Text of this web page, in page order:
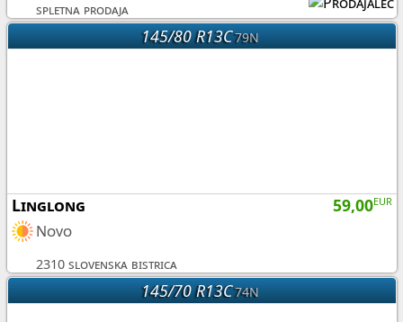
spletna prodaja
145/80 R13C79N
59,00EUR
Linglong
Novo
2310 slovenska bistrica
145/70 R13C74N